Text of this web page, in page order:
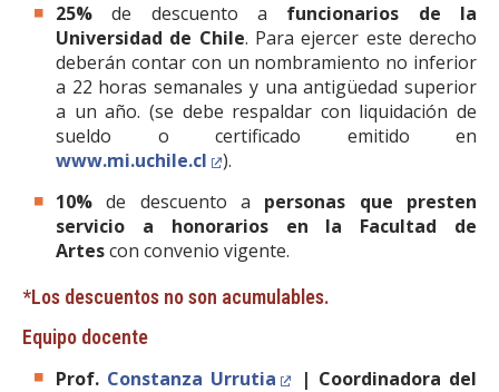
25%de descuento a funcionarios de la
Universidad de Chile. Para ejercer este derecho
deberán contar con un nombramiento no inferior
a 22 horas semanales y una antigüedad superior
a un año. (se debe respaldar con liquidación de
sueldo o certificado emitido en
www.mi.uchile.cl
).
10% de descuento a personas que presten
servicio a honorarios en la Facultad de
Artescon convenio vigente.
*Los descuentos no son acumulables.
Equipo docente
Prof. Constanza Urrutia
| Coordinadora del